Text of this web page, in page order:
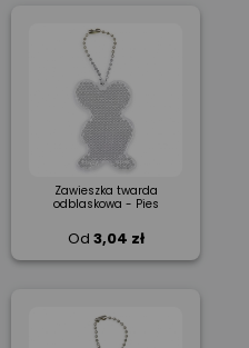
Zawieszka twarda
odblaskowa - Pies
Od 3,04 zł